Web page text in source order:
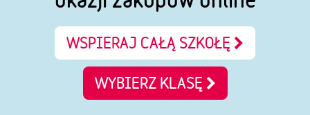
WSPIERAJ CAŁĄ SZKOŁĘ
WYBIERZ KLASĘ